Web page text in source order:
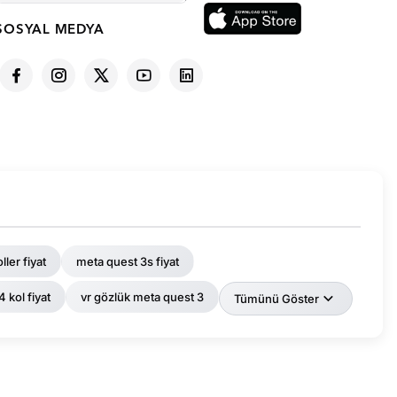
MEDYA
fiyat meta quest 3s fiyat
kol fiyat vr gözlük meta quest 3 Tümünü Göster